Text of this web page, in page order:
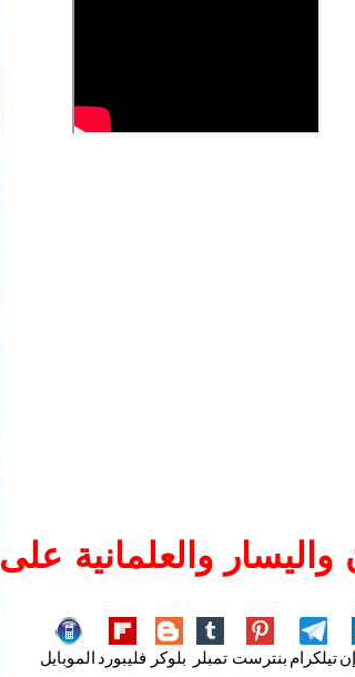
والعلمانية على
تيلكرام بنترست تمبلر بلوكر فليبورد الموبايل